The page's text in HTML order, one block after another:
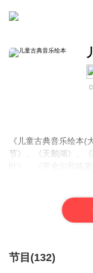
《儿童古典音乐绘本
节》、《天鹅湖》、
鲁道夫·赫尔福特纳
辛伯格 （奥地利）安
节目(132)